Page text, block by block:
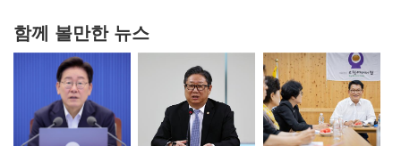
함께 볼만한 뉴스